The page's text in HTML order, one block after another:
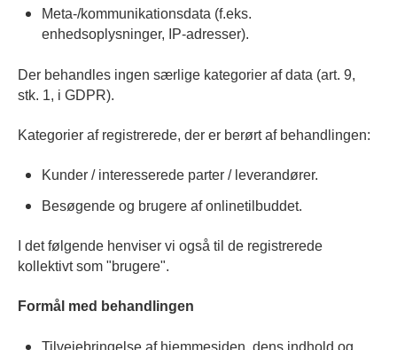
Meta-/kommunikationsdata (f.eks.
enhedsoplysninger, IP-adresser).
Der behandles ingen særlige kategorier af data (art. 9,
stk. 1, i GDPR).
Kategorier af registrerede, der er berørt af behandlingen:
Kunder / interesserede parter / leverandører.
Besøgende og brugere af onlinetilbuddet.
I det følgende henviser vi også til de registrerede
kollektivt som "brugere".
Formål med behandlingen
Tilvejebringelse af hjemmesiden, dens indhold og